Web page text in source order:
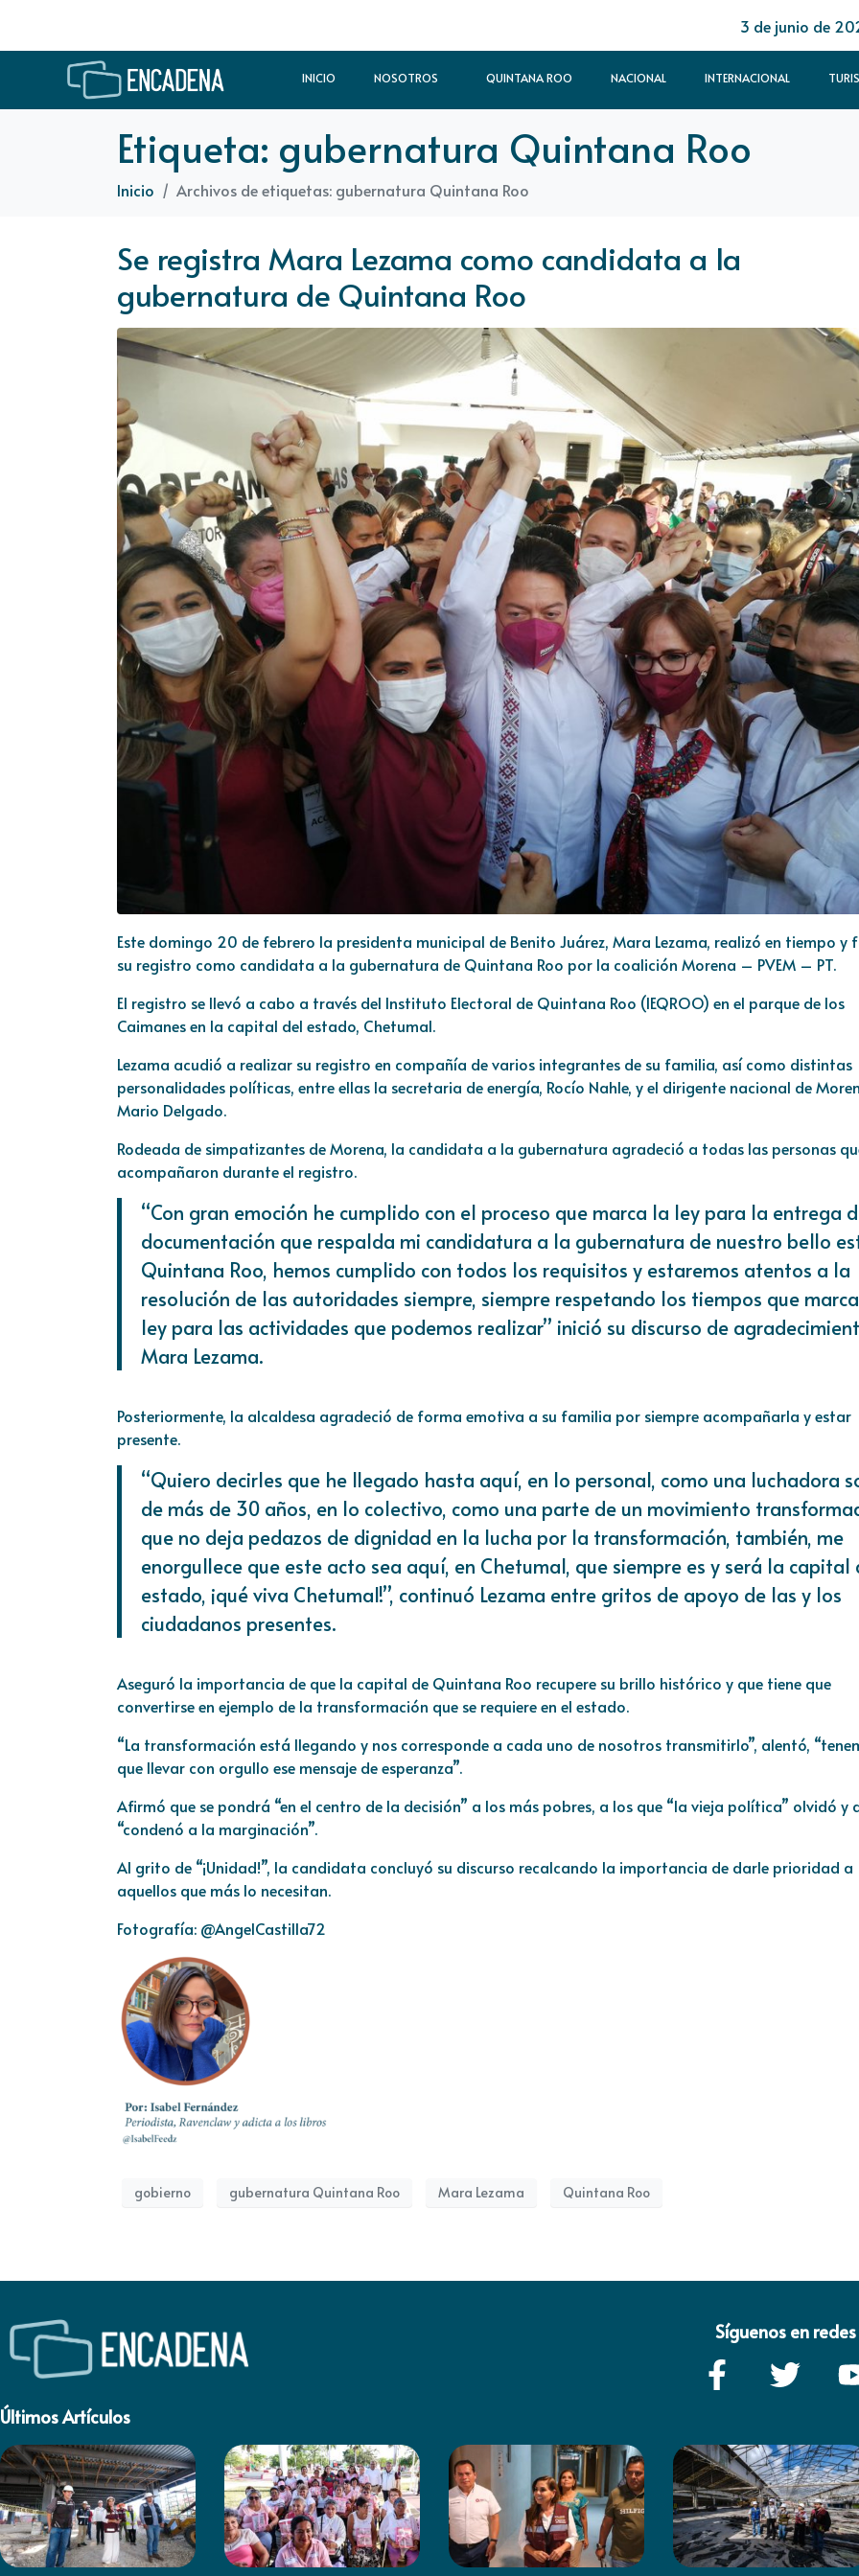
3 de junio de
INICIO NOSOTROS QUINTANA ROO NACIONAL INTERNACIONAL
Etiqueta: gubernatura Quintana Roo
Inicio Archivos de etiquetas: gubernatura Quintana Roo
Se registra Mara Lezama como candidata a la
gubernatura de Quintana Roo
Este domingo 20 de febrero la presidenta municipal de Benito Juárez, Mara Lezama, realizó en tiempo y
su registro como candidata a la gubernatura de Quintana Roo por la coalición Morena – PVEM – PT.
El registro se llevó a cabo a través del Instituto Electoral de Quintana Roo (IEQROO) en el parque de los
Caimanes en la capital del estado, Chetumal.
Lezama acudió a realizar su registro en compañía de varios integrantes de su familia, así como distintas
personalidades políticas, entre ellas la secretaria de energía, Rocío Nahle, y el dirigente nacional de
Mario Delgado.
Rodeada de simpatizantes de Morena, la candidata a la gubernatura agradeció a todas las personas
acompañaron durante el registro.
“Con gran emoción he cumplido con el proceso que marca la ley para la entrega
documentación que respalda mi candidatura a la gubernatura de nuestro bello
Quintana Roo, hemos cumplido con todos los requisitos y estaremos atentos a la
resolución de las autoridades siempre, siempre respetando los tiempos que
ley para las actividades que podemos realizar” inició su discurso de
Mara Lezama.
Posteriormente, la alcaldesa agradeció de forma emotiva a su familia por siempre acompañarla y estar
presente.
“Quiero decirles que he llegado hasta aquí, en lo personal, como una luchadora
de más de 30 años, en lo colectivo, como una parte de un movimiento
que no deja pedazos de dignidad en la lucha por la transformación, también, me
enorgullece que este acto sea aquí, en Chetumal, que siempre es y será la capital
estado, ¡qué viva Chetumal!”, continuó Lezama entre gritos de apoyo de las y los
ciudadanos presentes.
Aseguró la importancia de que la capital de Quintana Roo recupere su brillo histórico y que tiene que
convertirse en ejemplo de la transformación que se requiere en el estado.
“La transformación está llegando y nos corresponde a cada uno de nosotros transmitirlo”, alentó,
que llevar con orgullo ese mensaje de esperanza”.
Afirmó que se pondrá “en el centro de la decisión” a los más pobres, a los que “la vieja política” olvidó y
“condenó a la marginación”.
Al grito de “¡Unidad!”, la candidata concluyó su discurso recalcando la importancia de darle prioridad a
aquellos que más lo necesitan.
Fotografía: @AngelCastilla72
gobierno gubernatura Quintana Roo Mara Lezama Quintana Roo
Síguenos en
Últimos Artículos